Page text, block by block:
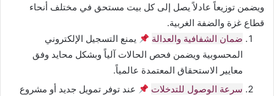
ويضمن توزيعاً عادلاً يصل إلى كل بيت مستحق في مختلف أنحاء
قطاع غزة والضفة الغربية.
ضمان الشفافية والعدالة
يمنع التسجيل الإلكتروني
المحسوبية ويضمن فحص الحالات آلياً وبشكل محايد وفق
معايير الاستحقاق المعتمدة عالمياً.
سرعة الوصول للتدخلات
عند توفر تمويل جديد أو مشروع